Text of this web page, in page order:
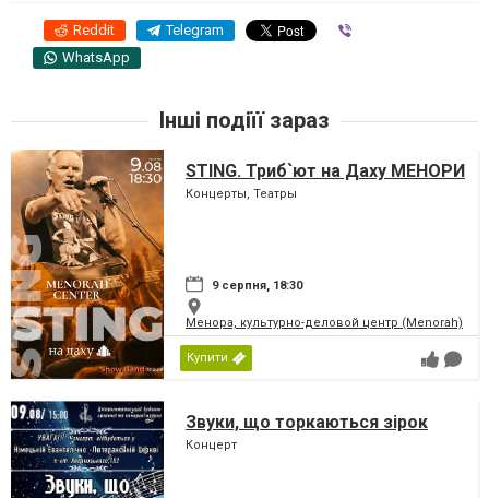
Reddit Telegram
WhatsApp
Інші подіїї зараз
STING. Триб`ют на Даху МЕНОРИ
Концерты, Театры
9 серпня, 18:30
Менора, культурно-деловой центр (Menorah)
Купити
Звуки, що торкаються зірок
Концерт